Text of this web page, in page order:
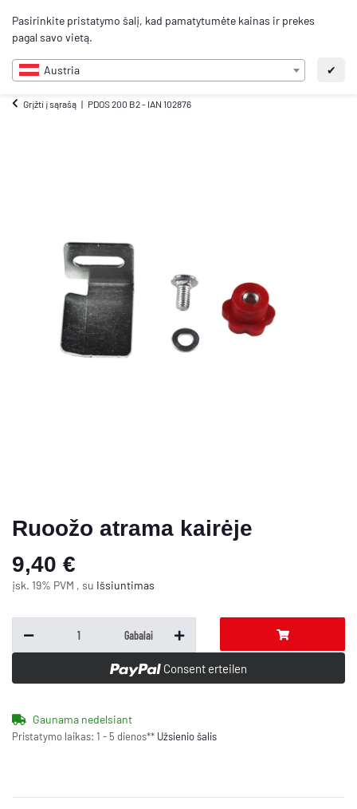
Pasirinkite pristatymo šalį, kad pamatytumėte kainas ir prekes
pagal savo vietą.
Austria ✔
LT
Grįžti į sąrašą PDOS 200 B2 - IAN 102876
Ruoožo atrama kairėje
9,40 €
įsk. 19% PVM , su Išsiuntimas
Gabalai
Consent erteilen
Gaunama nedelsiant
Pristatymo laikas: 1 - 5 dienos** Užsienio šalis